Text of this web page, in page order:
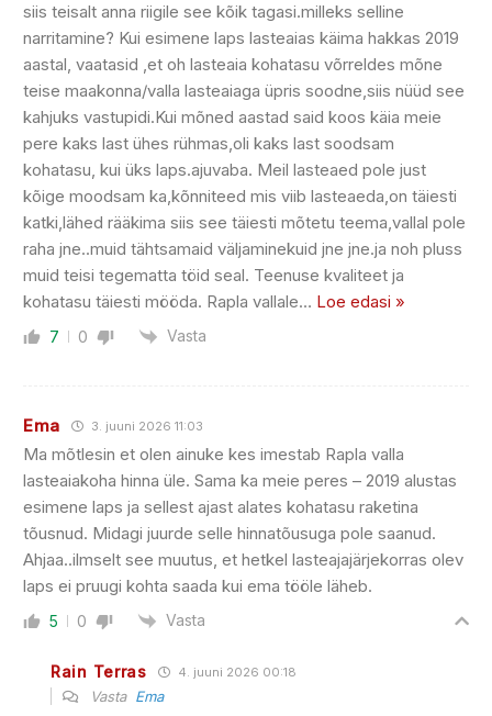
siis teisalt anna riigile see kõik tagasi.milleks selline
narritamine? Kui esimene laps lasteaias käima hakkas 2019
aastal, vaatasid ,et oh lasteaia kohatasu võrreldes mõne
teise maakonna/valla lasteaiaga üpris soodne,siis nüüd see
kahjuks vastupidi.Kui mõned aastad said koos käia meie
pere kaks last ühes rühmas,oli kaks last soodsam
kohatasu, kui üks laps.ajuvaba. Meil lasteaed pole just
kõige moodsam ka,kõnniteed mis viib lasteaeda,on täiesti
katki,lähed rääkima siis see täiesti mõtetu teema,vallal pole
raha jne..muid tähtsamaid väljaminekuid jne jne.ja noh pluss
muid teisi tegematta töid seal. Teenuse kvaliteet ja
kohatasu täiesti mööda. Rapla vallale… Loe edasi »
7 0 Vasta
Ema 3. juuni 2026 11:03
Ma mõtlesin et olen ainuke kes imestab Rapla valla
lasteaiakoha hinna üle. Sama ka meie peres – 2019 alustas
esimene laps ja sellest ajast alates kohatasu raketina
tõusnud. Midagi juurde selle hinnatõusuga pole saanud.
Ahjaa..ilmselt see muutus, et hetkel lasteajajärjekorras olev
laps ei pruugi kohta saada kui ema tööle läheb.
5 0 Vasta
Rain Terras 4. juuni 2026 00:18
Vasta Ema